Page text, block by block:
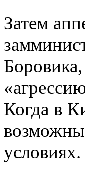
Затем
Когда в
условиях.